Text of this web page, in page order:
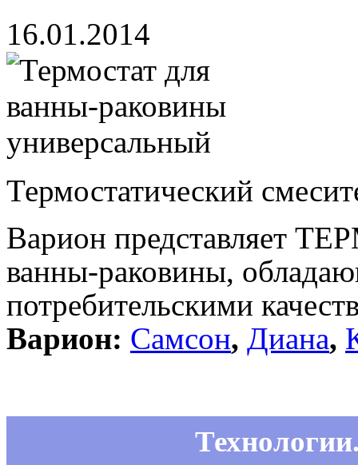
16.01.2014
Термостатический
Варион представляет
ванны-раковины,
потребительскими
Варион: Самсон, Диана,